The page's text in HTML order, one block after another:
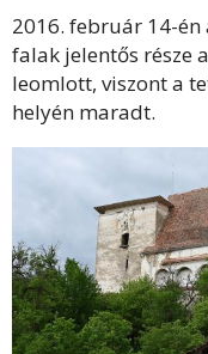
2016. február 14-
falak jelentős része
leomlott, viszont a
helyén maradt.